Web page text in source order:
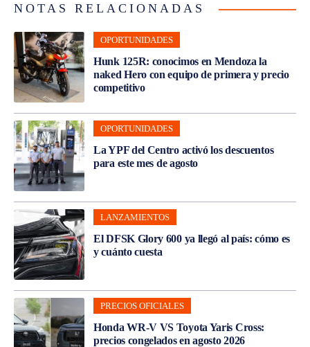
NOTAS RELACIONADAS
OPORTUNIDADES
Hunk 125R: conocimos en Mendoza la
naked Hero con equipo de primera y precio
competitivo
OPORTUNIDADES
La YPF del Centro activó los descuentos
para este mes de agosto
LANZAMIENTOS
El DFSK Glory 600 ya llegó al país: cómo es
y cuánto cuesta
PRECIOS OFICIALES
Honda WR-V VS Toyota Yaris Cross:
precios congelados en agosto 2026